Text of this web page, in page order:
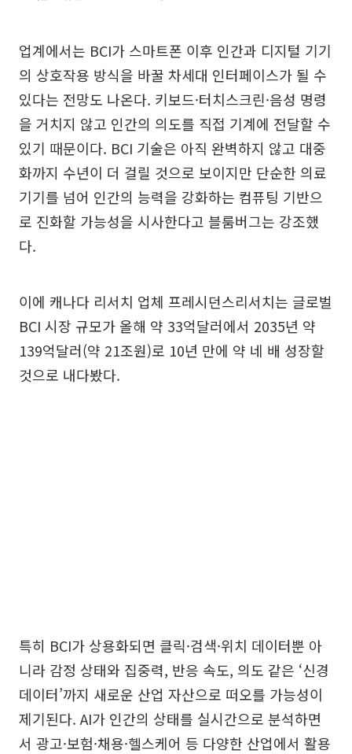
업계에서는 BCI가 스마트폰 이후 인간과 디지털 기기
의 상호작용 방식을 바꿀 차세대 인터페이스가 될 수
있다는 전망도 나온다. 키보드·터치스크린·음성 명령
을 거치지 않고 인간의 의도를 직접 기계에 전달할 수
있기 때문이다. BCI 기술은 아직 완벽하지 않고 대중
화까지 수년이 더 걸릴 것으로 보이지만 단순한 의료
기기를 넘어 인간의 능력을 강화하는 컴퓨팅 기반으
로 진화할 가능성을 시사한다고 블룸버그는 강조했
다.
이에 캐나다 리서치 업체 프레시던스리서치는 글로벌
BCI 시장 규모가 올해 약 33억달러에서 2035년 약
139억달러(약 21조원)로 10년 만에 약 네 배 성장할
것으로 내다봤다.
특히 BCI가 상용화되면 클릭·검색·위치 데이터뿐 아
니라 감정 상태와 집중력, 반응 속도, 의도 같은 ‘신경
데이터’까지 새로운 산업 자산으로 떠오를 가능성이
제기된다. AI가 인간의 상태를 실시간으로 분석하면
서 광고·보험·채용·헬스케어 등 다양한 산업에서 활용